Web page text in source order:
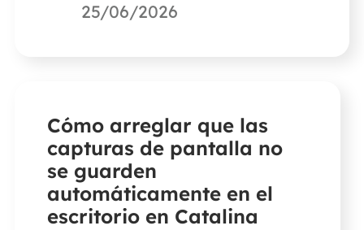
25/06/2026
Cómo arreglar que las
capturas de pantalla no
se guarden
automáticamente en el
escritorio en Catalina